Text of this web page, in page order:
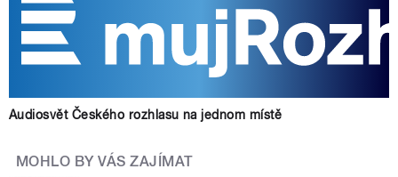
Audiosvět Českého rozhlasu na jednom místě
MOHLO BY VÁS ZAJÍMAT